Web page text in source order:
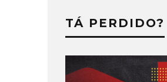
TÁ PERDIDO?